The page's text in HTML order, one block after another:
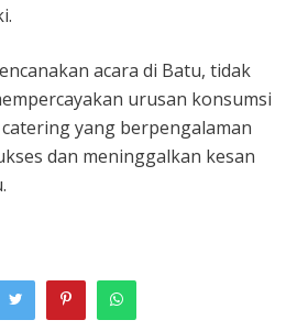
acara di Batu, tidak
urusan konsumsi
yang berpengalaman
dan meninggalkan kesan